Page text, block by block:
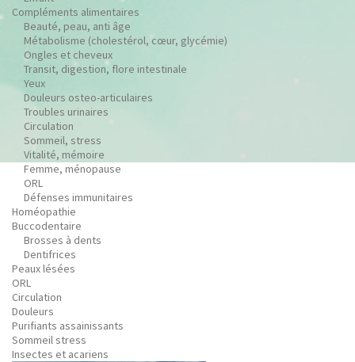
Compléments alimentaires
Beauté, peau, anti âge
Métabolisme (cholestérol, cœur, glycémie)
Ongles et cheveux
Transit, digestion, flore intestinale
Yeux
Douleurs osteo-articulaires
Troubles urinaires
Circulation
Sommeil, stress
Vitalité, mémoire
Femme, ménopause
ORL
Défenses immunitaires
Homéopathie
Buccodentaire
Brosses à dents
Dentifrices
Peaux lésées
ORL
Circulation
Douleurs
Purifiants assainissants
Sommeil stress
Insectes et acariens